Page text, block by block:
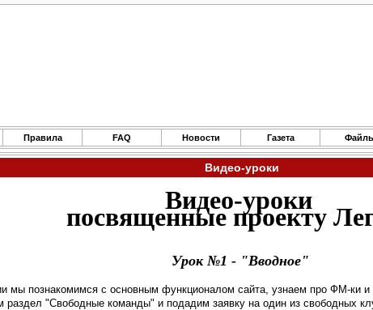
Правила FAQ Новости Газета
Видео-уроки
Видео-уроки
посвященные проекту
Урок №1 - "Вводное"
мы познакомимся с основным функционалом сайта, узнаем про ФМ-ки
раздел "Свободные команды" и подадим заявку на один из свободных